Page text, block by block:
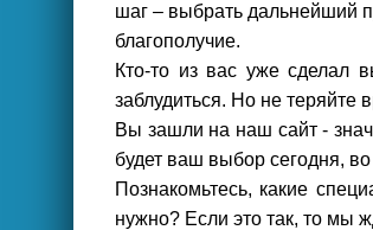
шаг – выбрать дальнейший
благополучие.
Кто-то из вас уже сделал
заблудиться. Но не теряйте
Вы зашли на наш сайт -
будет ваш выбор сегодня,
Познакомьтесь, какие
нужно? Если это так, то мы